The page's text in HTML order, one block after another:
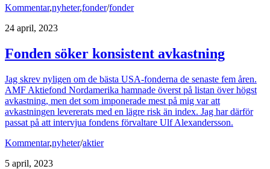
Kommentar,nyheter,fonder/fonder
24 april, 2023
Fonden söker konsistent avkastning
Jag skrev nyligen om de bästa USA-fonderna de senaste fem åren.
AMF Aktiefond Nordamerika hamnade överst på listan över högst
avkastning, men det som imponerade mest på mig var att
avkastningen levererats med en lägre risk än index. Jag har därför
passat på att intervjua fondens förvaltare Ulf Alexandersson.
Kommentar,nyheter/aktier
5 april, 2023